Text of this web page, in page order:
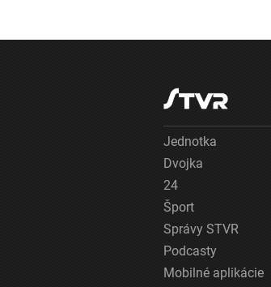
Jednotka
Dvojka
24
Šport
Správy STVR
Podcasty
Mobilné aplikácie